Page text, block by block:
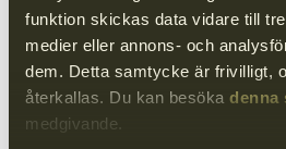
funktion skickas data vidare till
medier eller annons- och
dem. Detta samtycke är frivilligt,
återkallas. Du kan besöka denna
medgivande.